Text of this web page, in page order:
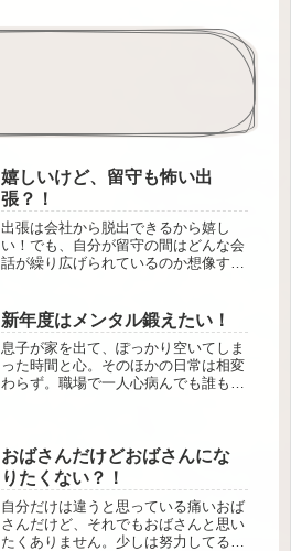
嬉しいけど、留守も怖い出
張？！
出張は会社から脱出できるから嬉し
い！でも、自分が留守の間はどんな会
話が繰り広げられているのか想像する
ったのですが、、、、
新年度はメンタル鍛えたい！
息子が家を出て、ぽっかり空いてしま
った時間と心。そのほかの日常は相変
わらず。職場で一人心病んでも誰も気
おばさんだけどおばさんにな
りたくない？！
自分だけは違うと思っている痛いおば
さんだけど、それでもおばさんと思い
たくありません。少しは努力してるつ